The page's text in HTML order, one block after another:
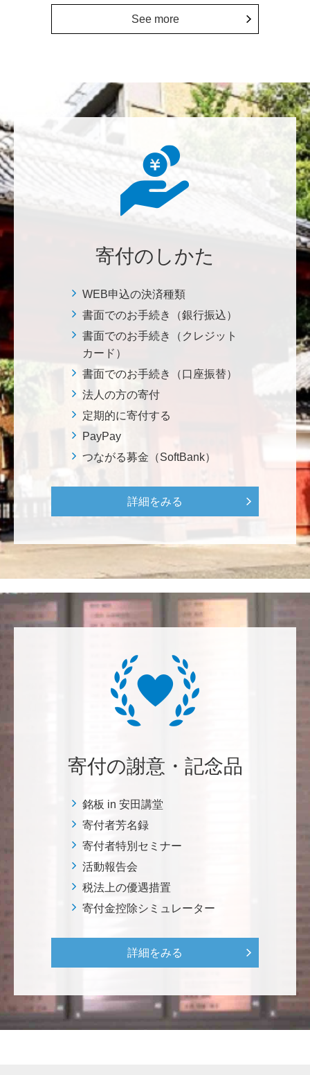
ど、国民生活に直結する経済政策への関心と議論が高
まる中、専門的知見を分かりやすく伝え国民の理解向
上に貢献することこそ東大経済の社会的責務だと感
じ、その一助となりたく寄付を決意いたしました。 <
ます。 <東京大学附属図書館支援プロジェクト>
植物は、実は植物同士全世界の植物で繋がっている。
植物が未来に繋がっている。 地球や室内の空気清浄、
浄化作用を行っていて、綺麗クリーンにしてくれてい
る。 植物、素晴らしい。 世界の学会でも、子供たち
にも、植物の素晴らしさ、凄さを伝えていってほし
い。 後世、子供たちにも、３千年後も
********
美味しいお寿司、刺身、美味しい魚、美味しい日本
も未来永劫 美味しいお寿司、刺身、日本米を子供た
ち、孫たち、子々孫々へ <国際水産研究教育基金>
荒木 雅子
イタリアと日本が協力して頑張っている壮大な発掘調
な気持ちです。 <ソンマ・ヴェスヴィアーナ発掘調査
株式会社Ｌｅｇａｌｓｃａｐｅ
ろから始まりました。この社会でますますコンピュー
タ科学の力が発揮されるよう祈念して、支援いたしま
世界に貢献を！
微力ながら後輩のみなさんのご活躍を期待してます！
対校戦勝利、インカレ優勝目指して頑張ってくださ
い！ <漕艇部>
See more
寄付のしかた
WEB申込の決済種類
書面でのお手続き（銀行振込）
書面でのお手続き（クレジット
カード）
書面でのお手続き（口座振替）
法人の方の寄付
定期的に寄付する
PayPay
つながる募金（SoftBank）
詳細をみる
寄付の謝意・記念品
銘板 in 安田講堂
寄付者芳名録
寄付者特別セミナー
活動報告会
税法上の優遇措置
寄付金控除シミュレーター
詳細をみる